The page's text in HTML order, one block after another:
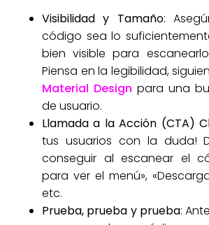
Visibilidad y Tamaño:
código sea lo
bien visible para
Piensa en la legibilidad,
Material Design para una
de usuario.
Llamada a la Acción (CTA)
tus usuarios con la duda!
conseguir al escanear el
para ver el menú»,
etc.
Prueba, prueba y prueba: